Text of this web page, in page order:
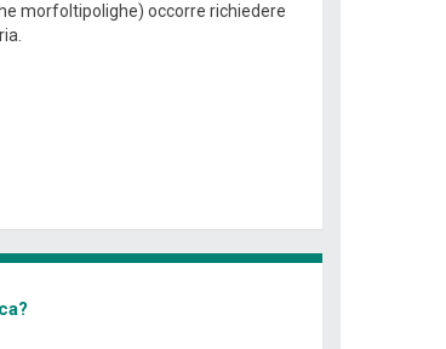
morfoltipolighe) occorre richiedere